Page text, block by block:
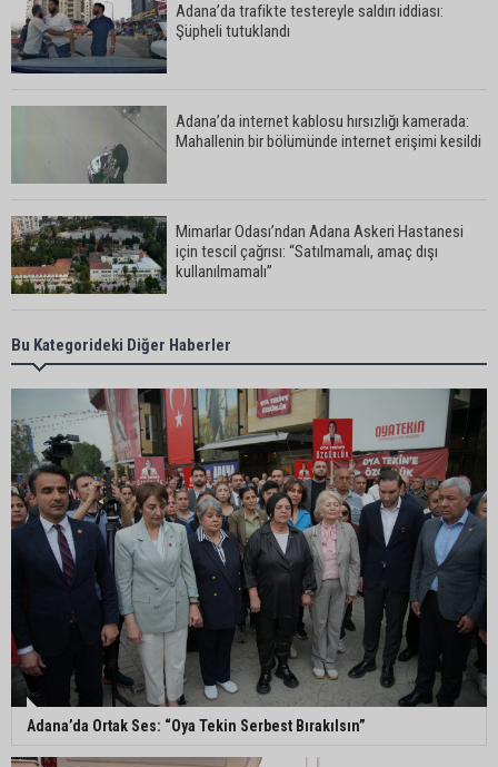
Adana’da trafikte testereyle saldırı iddiası:
Şüpheli tutuklandı
Adana’da internet kablosu hırsızlığı kamerada:
Mahallenin bir bölümünde internet erişimi kesildi
Mimarlar Odası’ndan Adana Askeri Hastanesi
için tescil çağrısı: “Satılmamalı, amaç dışı
kullanılmamalı”
CHP Adana Milletvekili Dr. Müzeyyen Şevkin:
“Ortadoğu’da kalıcı barış ve iş birliği sağlanmalı”
AOSB’de üniversite-sanayi iş birliği toplantısı
gerçekleştirildi
CHP Adana’da ilçe başkanlığı atamaları
netleşiyor
Adana Büyükşehir Yaz Spor Okulları’nda 30 bin
çocuk sporla buluştu
Bu Kategorideki Diğer Haberler
Adana’da Ortak Ses: “Oya Tekin Serbest Bırakılsın”